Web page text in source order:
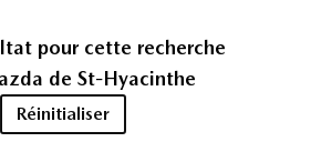
pour cette recherche
de St-Hyacinthe
Réinitialiser